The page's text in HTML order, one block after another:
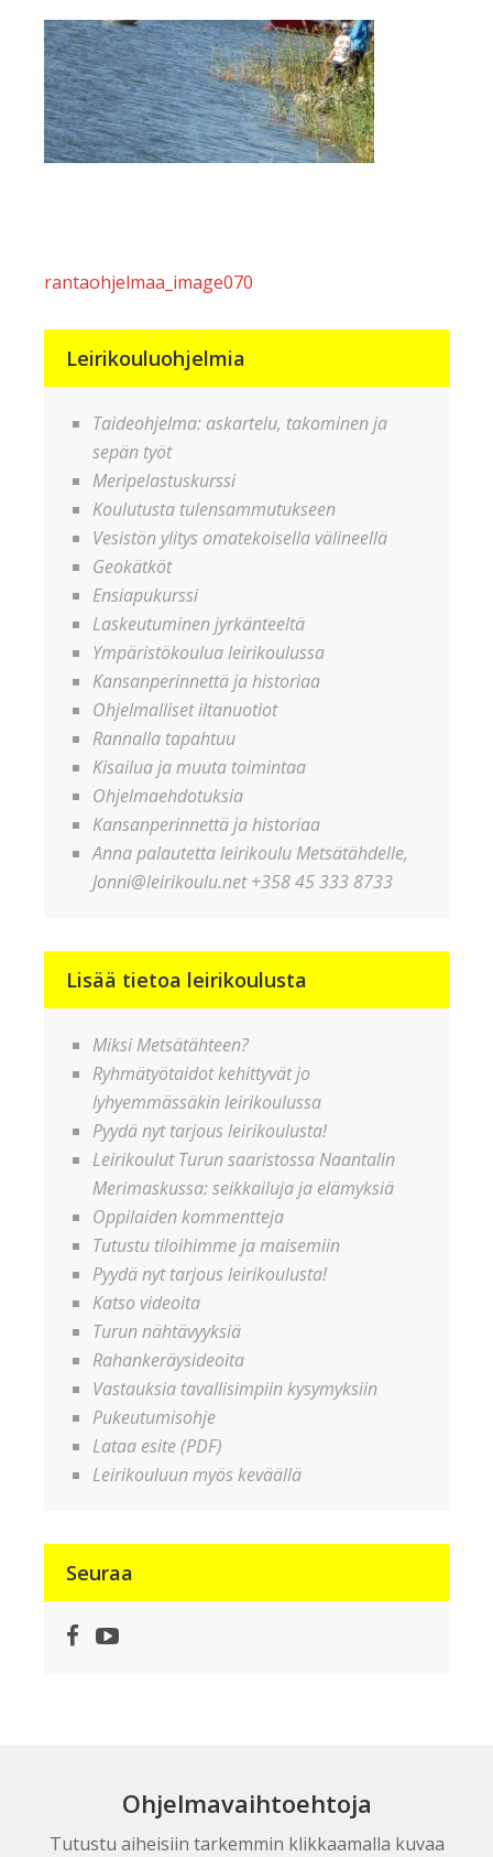
Artikkelien
rantaohjelmaa_image070
Leirikouluohjelmia
Taideohjelma: askartelu, takominen ja
sepän työt
Meripelastuskurssi
Koulutusta tulensammutukseen
Vesistön ylitys omatekoisella välineellä
Geokätköt
Ensiapukurssi
Laskeutuminen jyrkänteeltä
Ympäristökoulua leirikoulussa
Kansanperinnettä ja historiaa
Ohjelmalliset iltanuotiot
Rannalla tapahtuu
Kisailua ja muuta toimintaa
Ohjelmaehdotuksia
Kansanperinnettä ja historiaa
Anna palautetta leirikoulu Metsätähdelle,
Jonni@leirikoulu.net +358 45 333 8733
Lisää tietoa leirikoulusta
Miksi Metsätähteen?
Ryhmätyötaidot kehittyvät jo
lyhyemmässäkin leirikoulussa
Pyydä nyt tarjous leirikoulusta!
Leirikoulut Turun saaristossa Naantalin
Merimaskussa: seikkailuja ja elämyksiä
Oppilaiden kommentteja
Tutustu tiloihimme ja maisemiin
Pyydä nyt tarjous leirikoulusta!
Katso videoita
Turun nähtävyyksiä
Rahankeräysideoita
Vastauksia tavallisimpiin kysymyksiin
Pukeutumisohje
Lataa esite (PDF)
Leirikouluun myös keväällä
Seuraa
Facebook
YouTube
Ohjelmavaihtoehtoja
Tutustu aiheisiin tarkemmin klikkaamalla kuvaa